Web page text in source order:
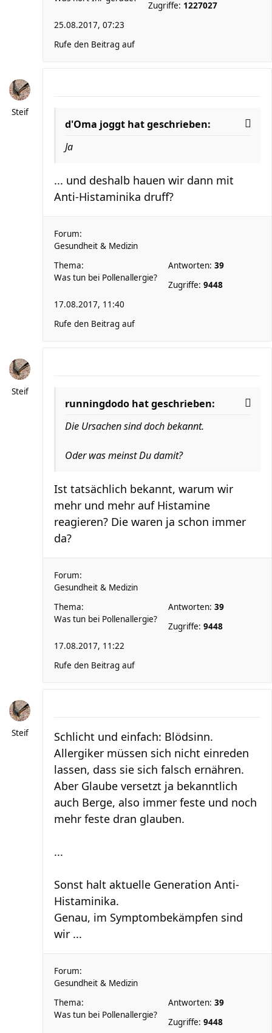
Zugriffe: 1227027
25.08.2017, 07:23
Rufe den Beitrag auf
Steif
d'Oma joggt hat geschrieben:
Ja
... und deshalb hauen wir dann mit
Anti-Histaminika druff?
Forum:
Gesundheit & Medizin
Thema:
Was tun bei Pollenallergie?
Antworten: 39
Zugriffe: 9448
17.08.2017, 11:40
Rufe den Beitrag auf
Steif
runningdodo hat geschrieben:
Die Ursachen sind doch bekannt.
Oder was meinst Du damit?
Ist tatsächlich bekannt, warum wir
mehr und mehr auf Histamine
reagieren? Die waren ja schon immer
da?
Forum:
Gesundheit & Medizin
Thema:
Was tun bei Pollenallergie?
Antworten: 39
Zugriffe: 9448
17.08.2017, 11:22
Rufe den Beitrag auf
Steif
Schlicht und einfach: Blödsinn.
Allergiker müssen sich nicht einreden
lassen, dass sie sich falsch ernähren.
Aber Glaube versetzt ja bekanntlich
auch Berge, also immer feste und noch
mehr feste dran glauben.
...
Sonst halt aktuelle Generation Anti-
Histaminika.
Genau, im Symptombekämpfen sind
wir ...
Forum:
Gesundheit & Medizin
Thema:
Was tun bei Pollenallergie?
Antworten: 39
Zugriffe: 9448